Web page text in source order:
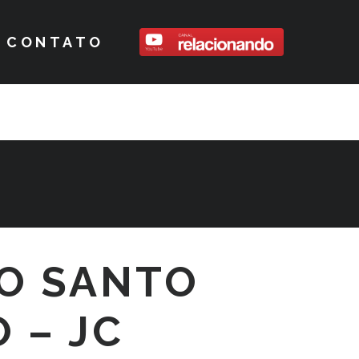
CONTATO
SANTO
– JC